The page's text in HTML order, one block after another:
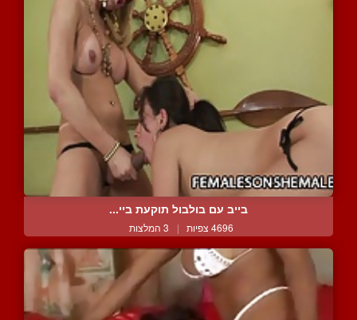
בייב עם בולבול תוקעת ביי...
4696 צפיות | 3 המלצות